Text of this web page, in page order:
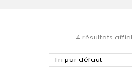
4 résultats
Tri par défaut